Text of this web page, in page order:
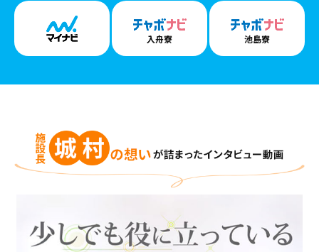
入舟寮 池島寮